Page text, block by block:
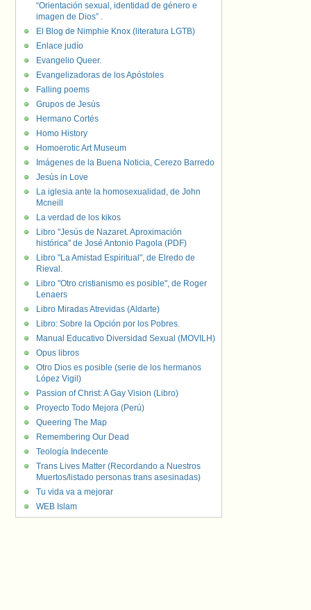
“Orientación sexual, identidad de género e
imagen de Dios” .
El Blog de Nimphie Knox (literatura LGTB)
Enlace judío
Evangelio Queer.
Evangelizadoras de los Apóstoles
Falling poems
Grupos de Jesús
Hermano Cortés
Homo History
Homoerotic Art Museum
Imágenes de la Buena Noticia, Cerezo Barredo
Jesús in Love
La iglesia ante la homosexualidad, de John
Mcneill
La verdad de los kikos
Libro "Jesús de Nazaret. Aproximación
histórica" de José Antonio Pagola (PDF)
Libro "La Amistad Espiritual", de Elredo de
Rieval.
Libro "Otro cristianismo es posible", de Roger
Lenaers
Libro Miradas Atrevidas (Aldarte)
Libro: Sobre la Opción por los Pobres.
Manual Educativo Diversidad Sexual (MOVILH)
Opus libros
Otro Dios es posible (serie de los hermanos
López Vigil)
Passion of Christ: A Gay Vision (Libro)
Proyecto Todo Mejora (Perú)
Queering The Map
Remembering Our Dead
Teología Indecente
Trans Lives Matter (Recordando a Nuestros
Muertos/listado personas trans asesinadas)
Tu vida va a mejorar
WEB Islam